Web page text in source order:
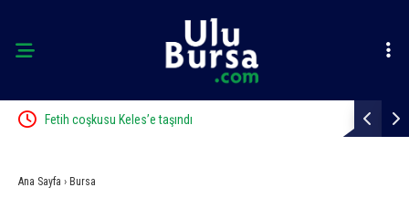
Fetih coşkusu Keles’e taşındı Kaçak
Ana Sayfa › Bursa